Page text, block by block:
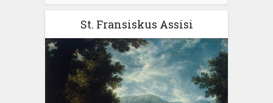
St. Fransiskus Assisi